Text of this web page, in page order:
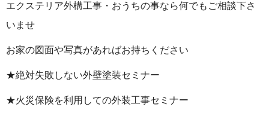
エクステリア外構工事・おうちの事なら何でもご相談下さ
いませ
お家の図面や写真があればお持ちください
★絶対失敗しない外壁塗装セミナー
★火災保険を利用しての外装工事セミナー